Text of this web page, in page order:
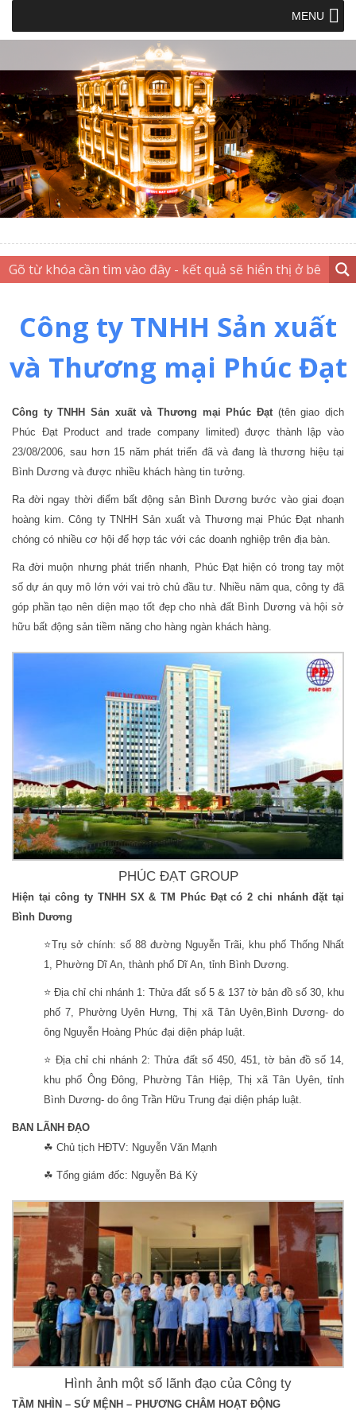
MENU
Công ty TNHH Sản xuất
và Thương mại Phúc Đạt
Công ty TNHH Sản xuất và Thương mại Phúc Đạt(tên giao dịch
Phúc Đạt Product and trade company limited) được thành lập vào
23/08/2006, sau hơn 15 năm phát triển đã và đang là thương hiệu tại
Bình Dương và được nhiều khách hàng tin tưởng.
Ra đời ngay thời điểm bất động sản Bình Dương bước vào giai đoạn
hoàng kim. Công ty TNHH Sản xuất và Thương mại Phúc Đạt nhanh
chóng có nhiều cơ hội để hợp tác với các doanh nghiệp trên địa bàn.
Ra đời muộn nhưng phát triển nhanh, Phúc Đạt hiện có trong tay một
số dự án quy mô lớn với vai trò chủ đầu tư. Nhiều năm qua, công ty đã
góp phần tạo nên diện mạo tốt đẹp cho nhà đất Bình Dương và hội sở
hữu bất động sản tiềm năng cho hàng ngàn khách hàng.
PHÚC ĐẠT GROUP
Hiện tại công ty TNHH SX & TM Phúc Đạt có 2 chi nhánh đặt tại
Bình Dương
⭐Trụ sở chính: số 88 đường Nguyễn Trãi, khu phố Thống Nhất
1, Phường Dĩ An, thành phố Dĩ An, tỉnh Bình Dương.
⭐ Địa chỉ chi nhánh 1: Thửa đất số 5 & 137 tờ bản đồ số 30, khu
phố 7, Phường Uyên Hưng, Thị xã Tân Uyên,Bình Dương- do
ông Nguyễn Hoàng Phúc đại diện pháp luật.
⭐ Địa chỉ chi nhánh 2: Thửa đất số 450, 451, tờ bản đồ số 14,
khu phố Ông Đông, Phường Tân Hiệp, Thị xã Tân Uyên, tỉnh
Bình Dương- do ông Trần Hữu Trung đại diện pháp luật.
BAN LÃNH ĐẠO
☘ Chủ tịch HĐTV: Nguyễn Văn Mạnh
☘ Tổng giám đốc: Nguyễn Bá Kỳ
Hình ảnh một số lãnh đạo của Công ty
TẦM NHÌN – SỨ MỆNH – PHƯƠNG CHÂM HOẠT ĐỘNG